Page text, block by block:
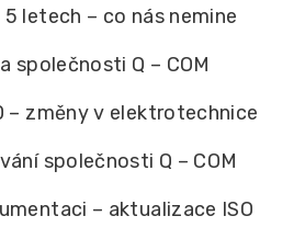
5 letech – co nás nemine
společnosti Q – COM
– změny v elektrotechnice
společnosti Q – COM
– aktualizace ISO